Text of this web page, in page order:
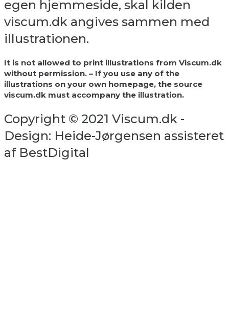
egen hjemmeside, skal kilden
viscum.dk angives sammen med
illustrationen.
It is not allowed to print illustrations from Viscum.dk
without permission. – If you use any of the
illustrations on your own homepage, the source
viscum.dk must accompany the illustration.
Copyright © 2021 Viscum.dk -
Design: Heide-Jørgensen assisteret
af BestDigital